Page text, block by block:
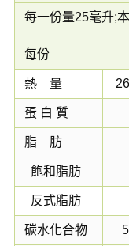
每一份量25毫升;
每份
熱 量
蛋 白 質
脂 肪
飽和脂肪
反式脂肪
碳水化合物